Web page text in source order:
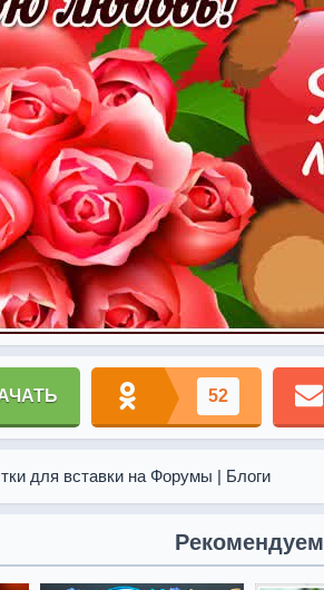
52
для вставки на Форумы | Блоги
Рекомендуем